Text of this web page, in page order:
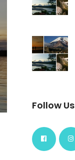
Follow Us